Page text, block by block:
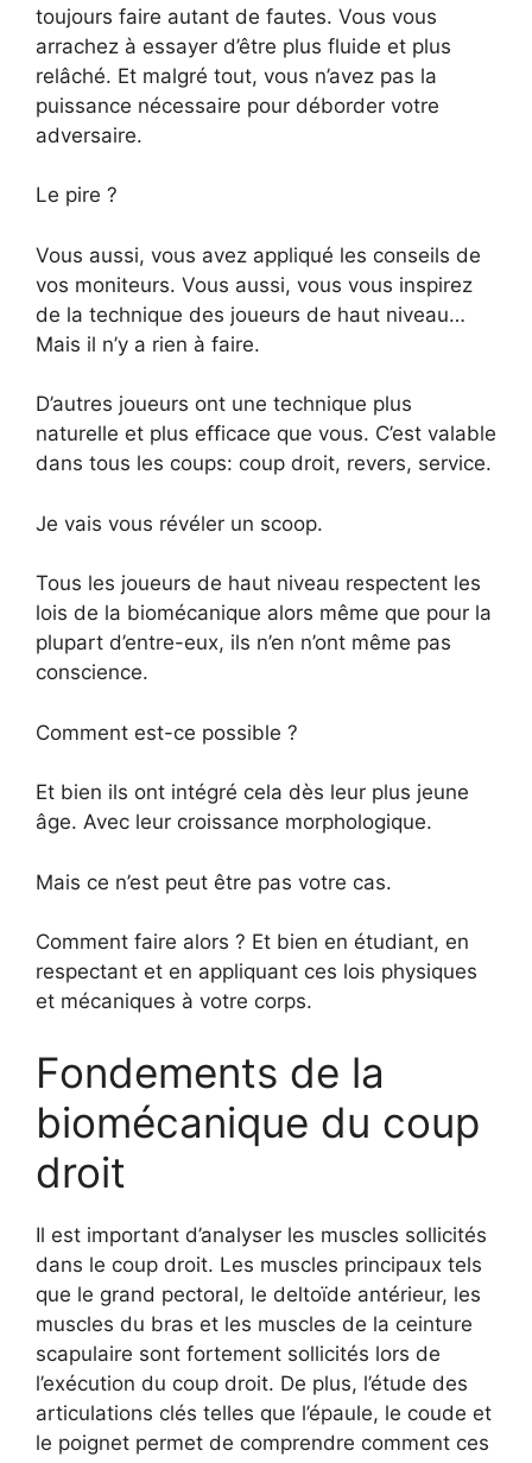
toujours faire autant de fautes. Vous vous
arrachez à essayer d’être plus fluide et plus
relâché. Et malgré tout, vous n’avez pas la
puissance nécessaire pour déborder votre
adversaire.
Le pire ?
Vous aussi, vous avez appliqué les conseils de
vos moniteurs. Vous aussi, vous vous inspirez
de la technique des joueurs de haut niveau…
Mais il n’y a rien à faire.
D’autres joueurs ont une technique plus
naturelle et plus efficace que vous. C’est valable
dans tous les coups: coup droit, revers, service.
Je vais vous révéler un scoop.
Tous les joueurs de haut niveau respectent les
lois de la biomécanique alors même que pour la
plupart d’entre-eux, ils n’en n’ont même pas
conscience.
Comment est-ce possible ?
Et bien ils ont intégré cela dès leur plus jeune
âge. Avec leur croissance morphologique.
Mais ce n’est peut être pas votre cas.
Comment faire alors ? Et bien en étudiant, en
respectant et en appliquant ces lois physiques
et mécaniques à votre corps.
Fondements de la
biomécanique du coup
droit
Il est important d’analyser les muscles sollicités
dans le coup droit. Les muscles principaux tels
que le grand pectoral, le deltoïde antérieur, les
muscles du bras et les muscles de la ceinture
scapulaire sont fortement sollicités lors de
l’exécution du coup droit. De plus, l’étude des
articulations clés telles que l’épaule, le coude et
le poignet permet de comprendre comment ces